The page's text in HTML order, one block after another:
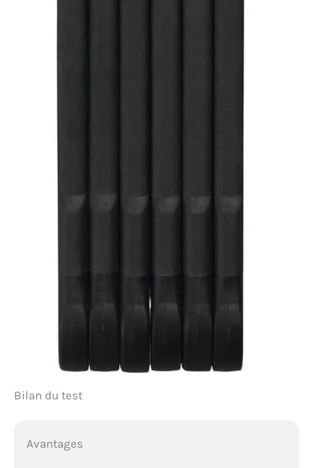
Bilan du test
Avantages